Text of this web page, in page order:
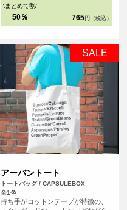
\まとめて割/
50％ 765 円（税込）
SALE
アーバントート
トートバッグ / CAPSULEBOX
全1色
持ち手がコットンテープが特徴の、